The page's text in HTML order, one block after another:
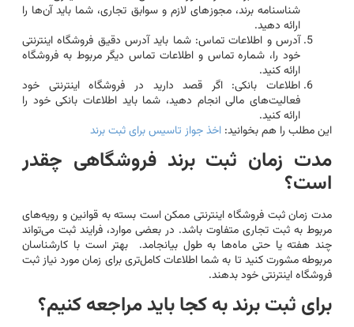
شناسنامه برند، مجوز‌های لازم و سوابق تجاری، شما باید آن‌ها را
ارائه دهید.
آدرس و اطلاعات تماس: شما باید آدرس دقیق فروشگاه اینترنتی
خود را، شماره تماس و اطلاعات تماس دیگر مربوط به فروشگاه
ارائه کنید.
اطلاعات بانکی: اگر قصد دارید در فروشگاه اینترنتی خود
فعالیت‌های مالی انجام دهید، شما باید اطلاعات بانکی خود را
ارائه کنید.
این مطلب را هم بخوانید: اخذ جواز تاسیس برای ثبت برند
مدت زمان ثبت برند فروشگاهی چقدر
است؟
مدت زمان ثبت فروشگاه اینترنتی ممکن است بسته به قوانین و رویه‌های
مربوط به ثبت تجاری متفاوت باشد. در بعضی موارد، فرایند ثبت می‌تواند
چند هفته یا حتی ماه‌ها به طول بیانجامد. بهتر است با کارشناسان
مربوطه مشورت کنید تا به شما اطلاعات کامل‌تری برای زمان مورد نیاز ثبت
فروشگاه اینترنتی خود بدهند.
برای ثبت برند به کجا باید مراجعه کنیم؟